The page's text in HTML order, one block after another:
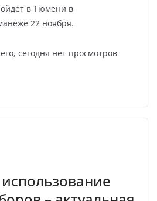
в Тюмени в
22 ноября.
сегодня нет просмотров